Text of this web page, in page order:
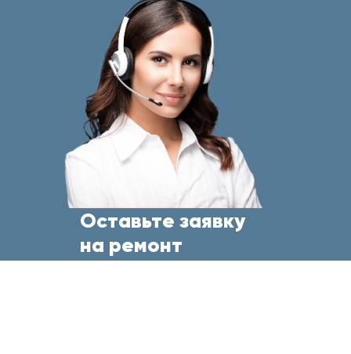
Оставьте заявку
на ремонт